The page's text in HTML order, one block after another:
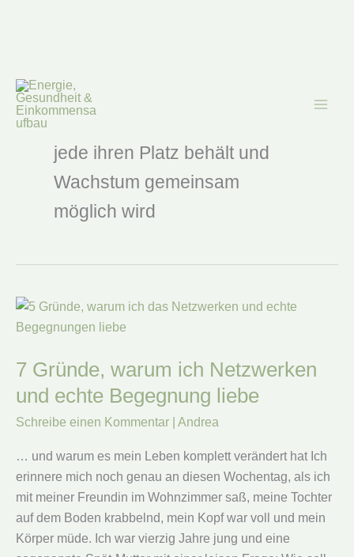
Inhalt
springen Gemeinschaft
jede ihren Platz behält und
Wachstum gemeinsam
möglich wird
7 Gründe, warum ich Netzwerken
und echte Begegnung liebe
Schreibe einen Kommentar Andrea
… und warum es mein Leben komplett verändert hat Ich
erinnere mich noch genau an diesen Wochentag, als ich
mit meiner Freundin im Wohnzimmer saß, meine Tochter
auf dem Boden krabbelnd, mein Kopf war voll und mein
Körper müde. Ich war vierzig Jahre jung und eine